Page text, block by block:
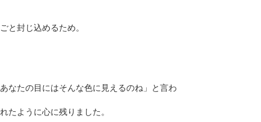
と封じ込めるため。
なたの目にはそんな色に見えるのね」と言わ
たように心に残りました。